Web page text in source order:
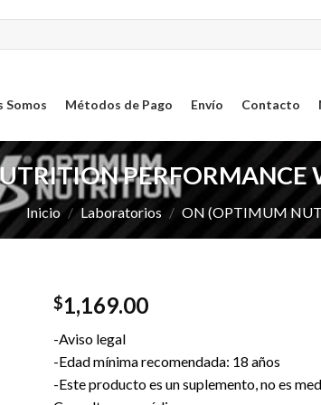
Somos Métodos de Pago Envío Contacto
PERFORMANCE
Inicio / Laboratorios / ON (OPTIMUM
$1,169.00
-Aviso legal
-Edad mínima recomendada: 18 años
-Este producto es un suplemento, no es